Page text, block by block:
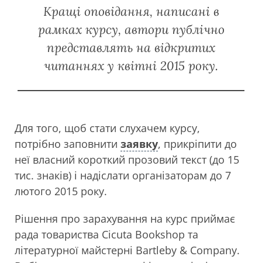
Кращі оповідання, написані в
рамках курсу, автори публічно
представлять на відкритих
читаннях у квітні 2015 року.
Для того, щоб стати слухачем курсу,
потрібно заповнити заявку, прикріпити до
неї власний короткий прозовий текст (до 15
тис. знаків) і надіслати організаторам до 7
лютого 2015 року.
Рішення про зарахування на курс приймає
рада товариства Cicuta Bookshop та
літературної майстерні Bartleby & Company.